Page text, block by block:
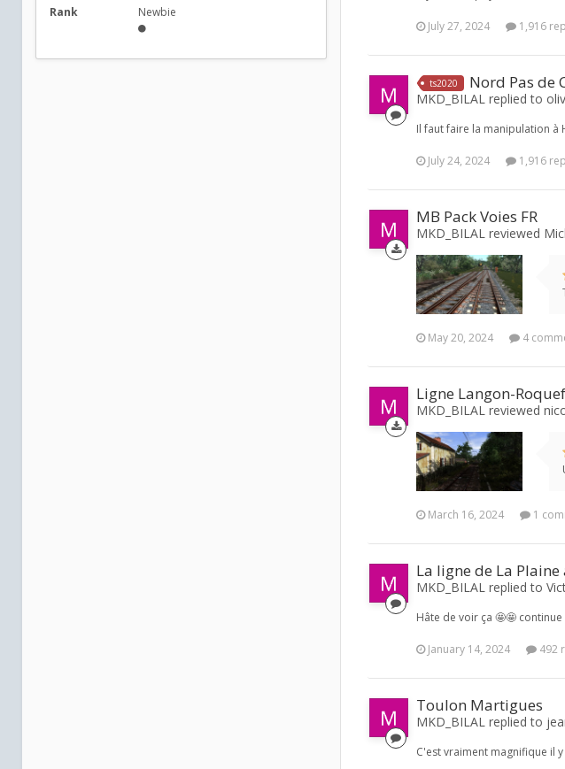
Rank Newbie
July 27, 2024 1,916
ts2020 Nord Pas de
MKD_BILAL replied to
Il faut faire la manipulation
July 24, 2024 1,916
MB Pack Voies FR
MKD_BILAL reviewed
May 20, 2024 4
Ligne Langon-
MKD_BILAL reviewed
March 16, 2024 1
La ligne de La
MKD_BILAL replied to
Hâte de voir ça 🤩🤩
January 14, 2024 492
Toulon Martigues
MKD_BILAL replied to
C'est vraiment magnifique il